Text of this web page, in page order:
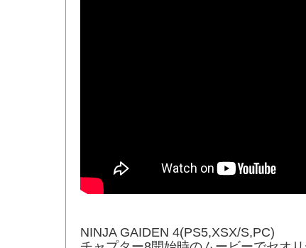
NINJA GAIDEN 4(PS5,XSX/S,PC)